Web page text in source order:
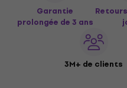
Garantie
prolongée de 3 ans
3M+ de clients